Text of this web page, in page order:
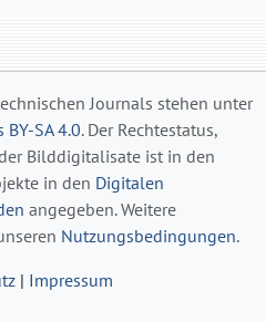
Journals stehen unter
BY-SA 4.0. Der Rechtestatus,
Bilddigitalisate ist in den
in den Digitalen
angegeben. Weitere
Nutzungsbedingungen.
| Impressum